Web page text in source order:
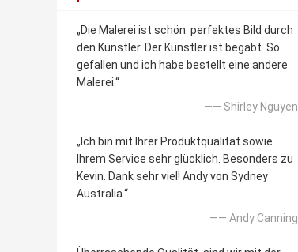
„Die Malerei ist schön. perfektes Bild durch
den Künstler. Der Künstler ist begabt. So
gefallen und ich habe bestellt eine andere
Malerei.“
—— Shirley Nguyen
„Ich bin mit Ihrer Produktqualität sowie
Ihrem Service sehr glücklich. Besonders zu
Kevin. Dank sehr viel! Andy von Sydney
Australia.“
—— Andy Canning